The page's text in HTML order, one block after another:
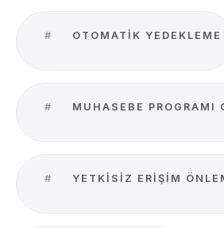
# OTOMATIK YEDEKLEME
# MUHASEBE PROGRAMI
# YETKISIZ ERIŞIM